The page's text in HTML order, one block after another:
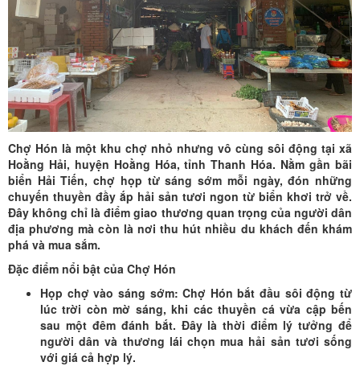
Chợ Hón là một khu chợ nhỏ nhưng vô cùng sôi động tại xã
Hoằng Hải, huyện Hoằng Hóa, tỉnh Thanh Hóa. Nằm gần bãi
biển Hải Tiến, chợ họp từ sáng sớm mỗi ngày, đón những
chuyến thuyền đầy ắp hải sản tươi ngon từ biển khơi trở về.
Đây không chỉ là điểm giao thương quan trọng của người dân
địa phương mà còn là nơi thu hút nhiều du khách đến khám
phá và mua sắm.
Đặc điểm nổi bật của Chợ Hón
Họp chợ vào sáng sớm: Chợ Hón bắt đầu sôi động từ
lúc trời còn mờ sáng, khi các thuyền cá vừa cập bến
sau một đêm đánh bắt. Đây là thời điểm lý tưởng để
người dân và thương lái chọn mua hải sản tươi sống
với giá cả hợp lý.